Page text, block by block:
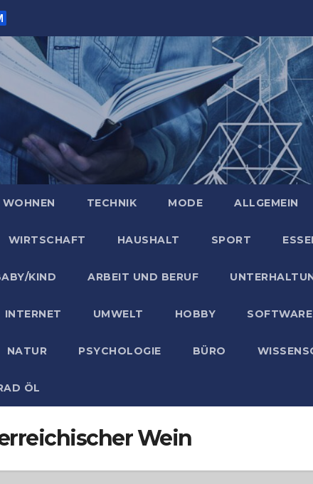
WOHNEN TECHNIK MODE ALLGEMEIN
WIRTSCHAFT HAUSHALT SPORT
KIND ARBEIT UND BERUF
INTERNET UMWELT HOBBY SOFTWARE
NATUR PSYCHOLOGIE BÜRO
ÖL
Wein